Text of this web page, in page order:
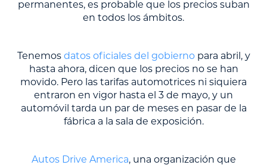
permanentes, es probable que los precios suban
en todos los ámbitos.
Tenemos datos oficiales del gobiernopara abril, y
hasta ahora, dicen que los precios no se han
movido. Pero las tarifas automotrices ni siquiera
entraron en vigor hasta el 3 de mayo, y un
automóvil tarda un par de meses en pasar de la
fábrica a la sala de exposición.
Autos Drive America, una organización que